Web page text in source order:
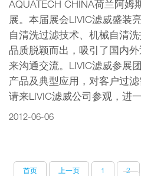
AQUATECH CHINA荷兰阿姆
展。本届展会LIVIC滤威盛装
自清洗过滤技术、机械自清
品质脱颖而出，吸引了国内
来沟通交流。LIVIC滤威参展
产品及典型应用，对客户过
请来LIVIC滤威公司参观，进
2012-06-06
首页 上一页 1 2